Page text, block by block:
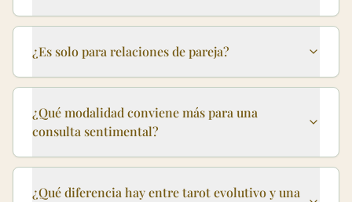
¿Es solo para relaciones de pareja?
¿Qué modalidad conviene más para una
consulta sentimental?
¿Qué diferencia hay entre tarot evolutivo y una